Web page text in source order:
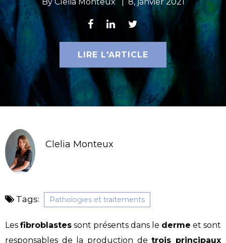
LIRE L'ARTICLE
Clelia Monteux
Tags: Pathologies et traitements
Les fibroblastes sont présents dans le derme et sont
responsables de la production detrois principaux